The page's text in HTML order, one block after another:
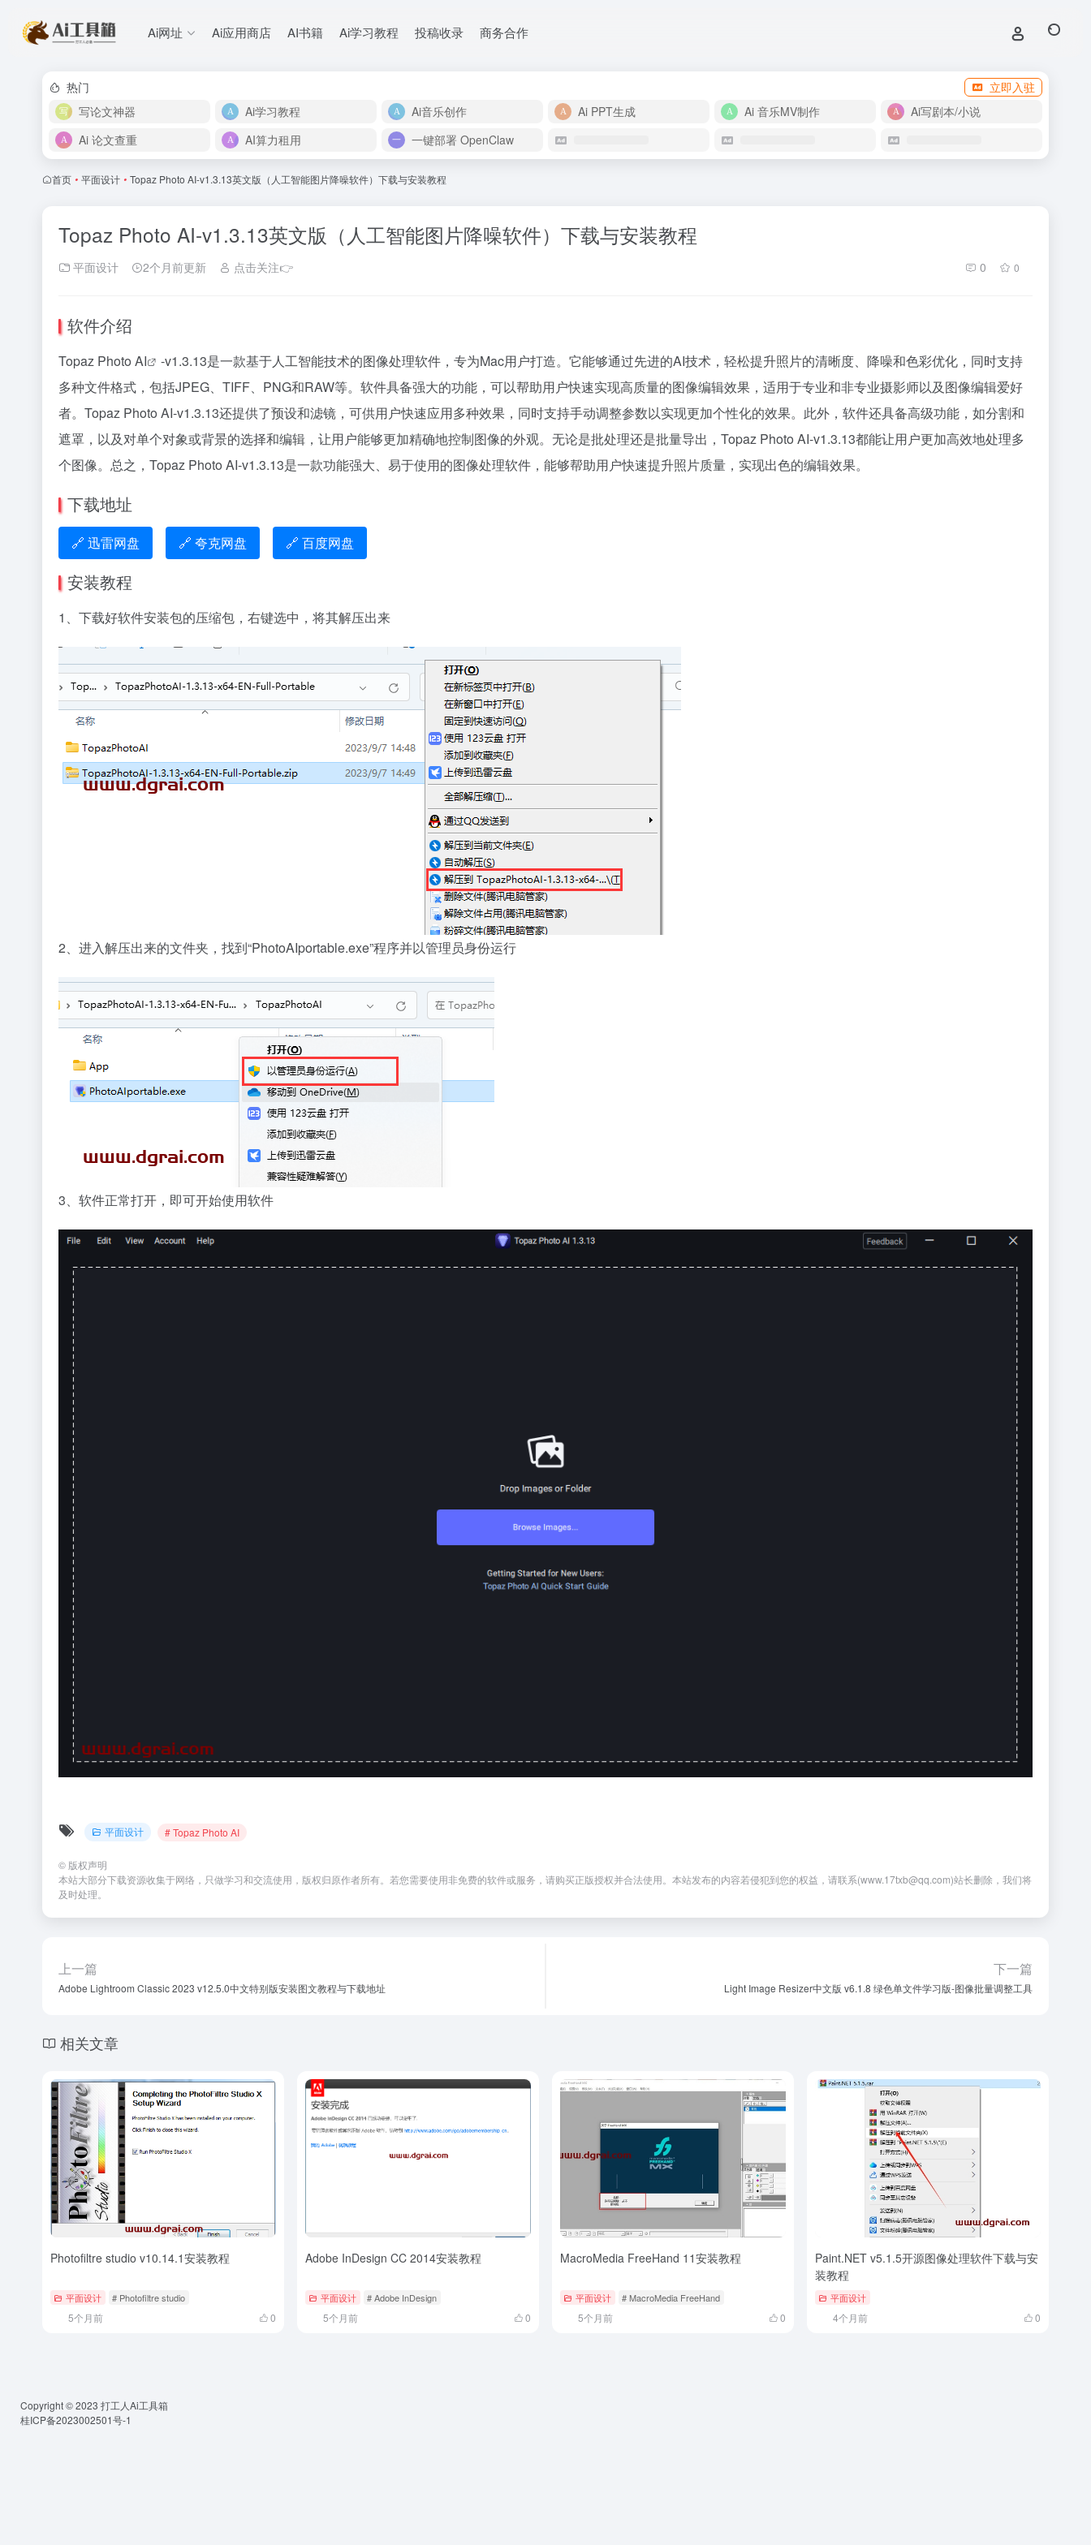
Ai网址 Ai应用商店 AI书籍 Ai学习教程 投稿收录 商务合作
热门
立即入驻
写论文神器
Ai学习教程 Ai音乐创作 Ai PPT生成 Ai 音乐MV制作
Ai写剧本/小说
Ai 论文查重
AI算力租用 一键部署 OpenClaw
首页 • 平面设计 • Topaz Photo AI-v1.3.13英文版（人工智能图片降噪软件）下载与安装教程
Topaz Photo AI-v1.3.13英文版（人工智能图片降噪软件）下载与安装教程
平面设计 2个月前更新 点击关注👉 0 0
软件介绍
Topaz Photo AI
-v1.3.13是一款基于人工智能技术的图像处理软件，专为Mac用户打造。它能够通过先进的AI技术，轻松提升照片的清晰度、降噪和色彩优化，同时支持
多种文件格式，包括JPEG、TIFF、PNG和RAW等。软件具备强大的功能，可以帮助用户快速实现高质量的图像编辑效果，适用于专业和非专业摄影师以及图像编辑爱好
者。Topaz Photo AI-v1.3.13还提供了预设和滤镜，可供用户快速应用多种效果，同时支持手动调整参数以实现更加个性化的效果。此外，软件还具备高级功能，如分割和
遮罩，以及对单个对象或背景的选择和编辑，让用户能够更加精确地控制图像的外观。无论是批处理还是批量导出，Topaz Photo AI-v1.3.13都能让用户更加高效地处理多
个图像。总之，Topaz Photo AI-v1.3.13是一款功能强大、易于使用的图像处理软件，能够帮助用户快速提升照片质量，实现出色的编辑效果。
下载地址
🔗 迅雷网盘 🔗 夸克网盘 🔗 百度网盘
安装教程
1、下载好软件安装包的压缩包，右键选中，将其解压出来
2、进入解压出来的文件夹，找到“PhotoAIportable.exe”程序并以管理员身份运行
3、软件正常打开，即可开始使用软件
平面设计 # Topaz Photo AI
© 版权声明
本站大部分下载资源收集于网络，只做学习和交流使用，版权归原作者所有。若您需要使用非免费的软件或服务，请购买正版授权并合法使用。本站发布的内容若侵犯到您的权益，请联系(www.17txb@qq.com)站长删除，我们将
及时处理。
上一篇
Adobe Lightroom Classic 2023 v12.5.0中文特别版安装图文教程与下载地址
下一篇
Light Image Resizer中文版 v6.1.8 绿色单文件学习版-图像批量调整工具
相关文章
Photofiltre studio v10.14.1安装教程
平面设计 # Photofiltre studio
5个月前 0
Adobe InDesign CC 2014安装教程
平面设计 # Adobe InDesign
5个月前 0
MacroMedia FreeHand 11安装教程
平面设计 # MacroMedia FreeHand
5个月前 0
Paint.NET v5.1.5开源图像处理软件下载与安
装教程
平面设计
4个月前 0
Copyright © 2023 打工人Ai工具箱
桂ICP备2023002501号-1